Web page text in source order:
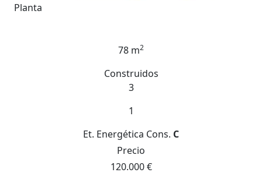
Planta
78 m2
Construidos
3
1
Et. Energética Cons. C
Precio
120.000 €